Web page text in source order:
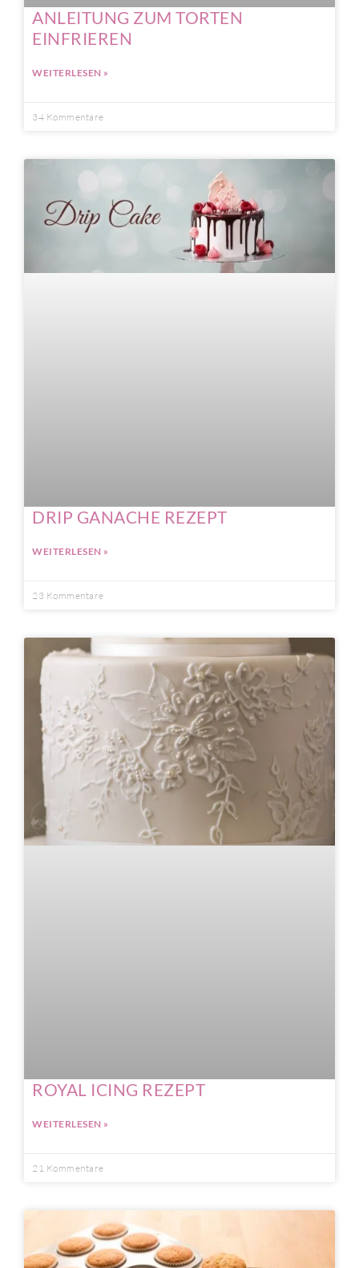
ANLEITUNG ZUM TORTEN
EINFRIEREN
WEITERLESEN »
34 Kommentare
DRIP GANACHE REZEPT
WEITERLESEN »
23 Kommentare
ROYAL ICING REZEPT
WEITERLESEN »
21 Kommentare